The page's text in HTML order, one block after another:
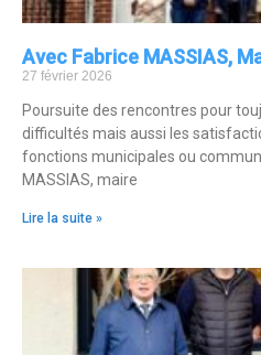
Avec Fabrice MASSIAS,
27 février 2026
Poursuite des rencontres pour
difficultés mais aussi les
fonctions municipales ou
MASSIAS, maire
Lire la suite »